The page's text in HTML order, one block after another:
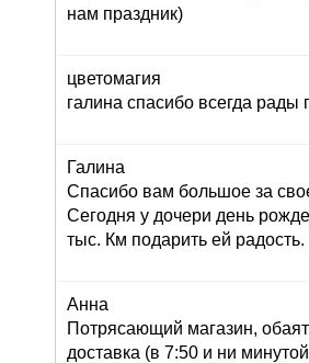
нам праздник)
цветомагия
галина спасибо всегда рады
Галина
Спасибо вам большое за
Сегодня у дочери день
тыс. Км подарить ей
Анна
Потрясающий магазин,
доставка (в 7:50 и ни